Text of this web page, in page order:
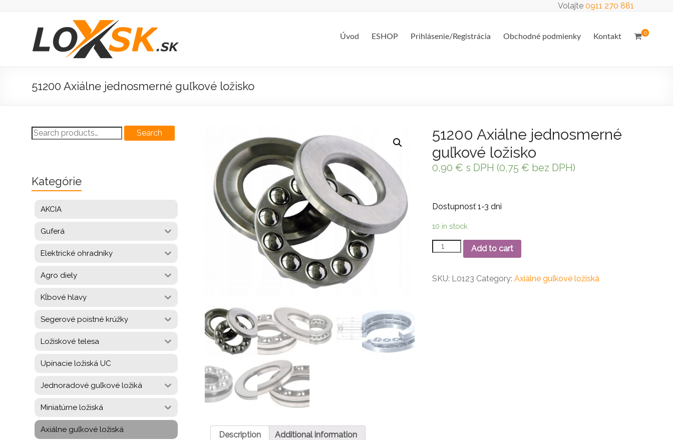
Volajte 0911 270 881
Loxsk
predaj
0
Úvod ESHOP Prihlásenie/Registrácia Obchodné podmienky Kontakt
51200 Axiálne jednosmerné guľkové ložisko
51200 Axiálne jednosmerné
guľkové ložisko
0,90 € s DPH (0,75 € bez DPH)
Dostupnosť 1-3 dni
10 in stock
51200
Axiálne
guľkové
Add to cart
SKU: L0123 Category: Axiálne guľkové ložiská
Description Additional information
Search
for:
Search
Kategórie
AKCIA
Guferá
Elektrické ohradníky
Agro diely
Kĺbové hlavy
Segerové poistné krúžky
Ložiskové telesa
Upínacie ložiská UC
Jednoradové guľkové ložiká
Miniatúrne ložiská
Axiálne guľkové ložiská